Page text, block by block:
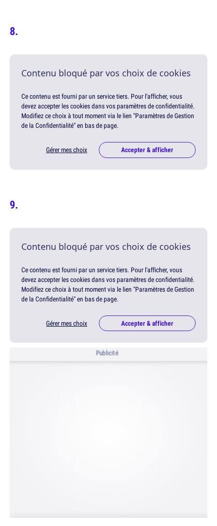
Contenu bloqué par vos choix de cookies
Ce contenu est fourni par un service tiers. Pour l'afficher, vous
devez accepter les cookies dans vos paramètres de confidentialité.
Modifiez ce choix à tout moment via le lien "Paramètres de Gestion
de la Confidentialité" en bas de page.
Gérer mes choix Accepter & afficher
Contenu bloqué par vos choix de cookies
Ce contenu est fourni par un service tiers. Pour l'afficher, vous
devez accepter les cookies dans vos paramètres de confidentialité.
Modifiez ce choix à tout moment via le lien "Paramètres de Gestion
de la Confidentialité" en bas de page.
Gérer mes choix Accepter & afficher
Publicité